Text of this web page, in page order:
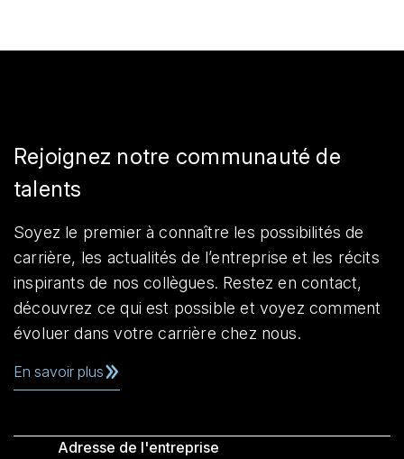
Rejoignez notre communauté de
talents
Soyez le premier à connaître les possibilités de
carrière, les actualités de l’entreprise et les récits
inspirants de nos collègues. Restez en contact,
découvrez ce qui est possible et voyez comment
évoluer dans votre carrière chez nous.
En savoir plus
Adresse de l'entreprise